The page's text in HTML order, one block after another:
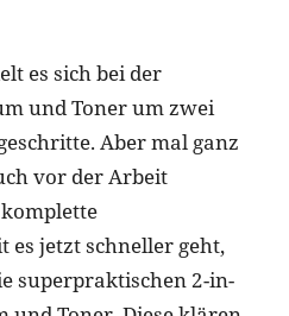
es sich bei der
und Toner um zwei
Aber mal ganz
vor der Arbeit
es jetzt schneller geht,
superpraktischen 2-in-